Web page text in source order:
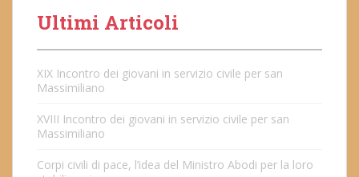
Ultimi Articoli
XIX Incontro dei giovani in servizio civile per san
Massimiliano
XVIII Incontro dei giovani in servizio civile per san
Massimiliano
Corpi civili di pace, l’idea del Ministro Abodi per la loro